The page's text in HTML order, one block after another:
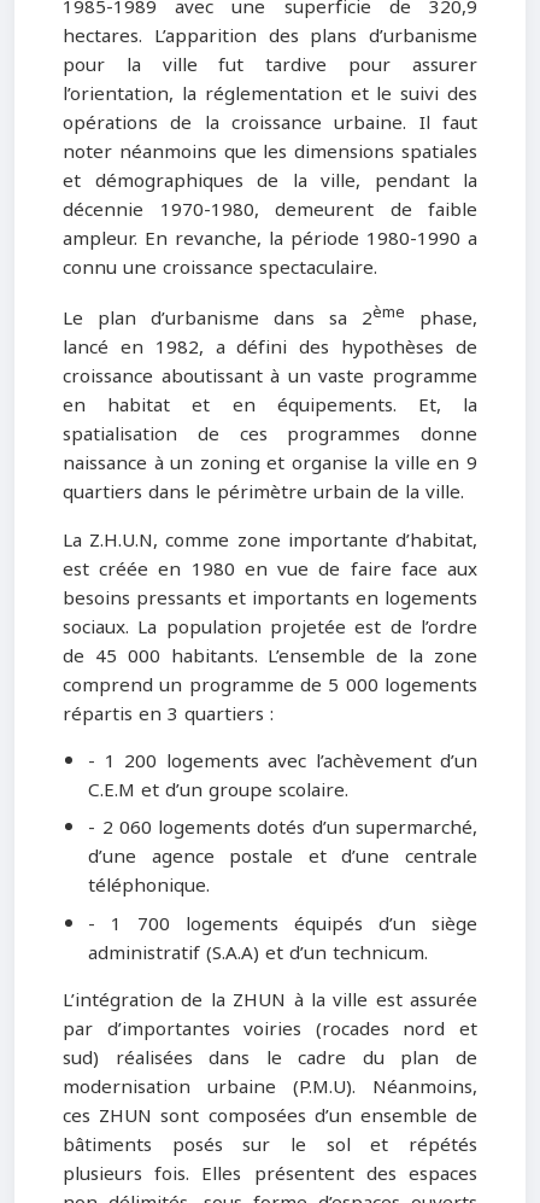
1985-1989 avec une superficie de 320,9
hectares. L’apparition des plans d’urbanisme
pour la ville fut tardive pour assurer
l’orientation, la réglementation et le suivi des
opérations de la croissance urbaine. Il faut
noter néanmoins que les dimensions spatiales
et démographiques de la ville, pendant la
décennie 1970-1980, demeurent de faible
ampleur. En revanche, la période 1980-1990 a
connu une croissance spectaculaire.
Le plan d’urbanisme dans sa 2ème phase,
lancé en 1982, a défini des hypothèses de
croissance aboutissant à un vaste programme
en habitat et en équipements. Et, la
spatialisation de ces programmes donne
naissance à un zoning et organise la ville en 9
quartiers dans le périmètre urbain de la ville.
La Z.H.U.N, comme zone importante d’habitat,
est créée en 1980 en vue de faire face aux
besoins pressants et importants en logements
sociaux. La population projetée est de l’ordre
de 45 000 habitants. L’ensemble de la zone
comprend un programme de 5 000 logements
répartis en 3 quartiers :
- 1 200 logements avec l’achèvement d’un
C.E.M et d’un groupe scolaire.
- 2 060 logements dotés d’un supermarché,
d’une agence postale et d’une centrale
téléphonique.
- 1 700 logements équipés d’un siège
administratif (S.A.A) et d’un technicum.
L’intégration de la ZHUN à la ville est assurée
par d’importantes voiries (rocades nord et
sud) réalisées dans le cadre du plan de
modernisation urbaine (P.M.U). Néanmoins,
ces ZHUN sont composées d’un ensemble de
bâtiments posés sur le sol et répétés
plusieurs fois. Elles présentent des espaces